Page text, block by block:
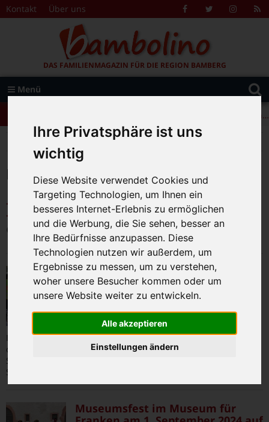
Ihre Privatsphäre ist uns
wichtig
Diese Website verwendet Cookies und
Targeting Technologien, um Ihnen ein
besseres Internet-Erlebnis zu ermöglichen
und die Werbung, die Sie sehen, besser an
Ihre Bedürfnisse anzupassen. Diese
Technologien nutzen wir außerdem, um
Ergebnisse zu messen, um zu verstehen,
woher unsere Besucher kommen oder um
unsere Website weiter zu entwickeln.
Alle akzeptieren
Einstellungen ändern
Zum Inhalt springen
Kontakt Über uns FacebookTwitter
DAS FAMILIENMAGAZIN FÜR DIE REGION BAMBERG
Menü
Suche
nach:
+++ Leolingo: Englischcamp mit Muttersprachlern – auch in Bamberg! +++
Newsticker>
Monat:August 2024
+++ Wohlbehalten in der Schule ankommen
+++
29.08.2024
Wohlbehalten in der Schule
ankommen: Kindergartenkinder
üben mit Verkehrserzieherinnen
29.08.2024 | 0
Im Sommer noch Vorschulkind, ab Herbst dann der Eintritt in
die Grundschule: Ab Anfang September werden auf Bambergs
Straßen viele ABC-Schützen unterwegs sein. Damit sie ihren
Schulweg möglichst sicher bewältigen,
Museumsfest im Museum für